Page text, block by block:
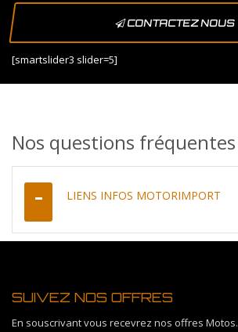
CONTACTEZ NOUS
[smartslider3 slider=5]
Nos questions fréquentes
LIENS INFOS MOTORIMPORT
SUIVEZ NOS OFFRES
En souscrivant vous recevrez nos offres Motos.